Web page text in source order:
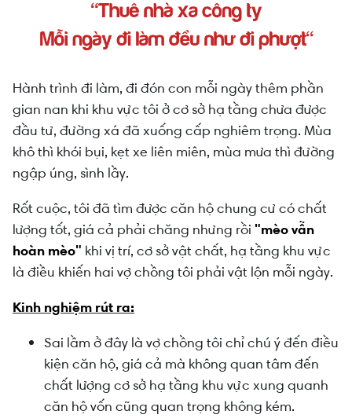
Hành trình đi làm, đi đón con mỗi ngày thêm phần
gian nan khi khu vực tôi ở cơ sở hạ tầng chưa được
đầu tư, đường xá đã xuống cấp nghiêm trọng. Mùa
khô thì khói bụi, kẹt xe liên miên, mùa mưa thì đường
ngập úng, sình lầy.
Rốt cuộc, tôi đã tìm được căn hộ chung cư có chất
lượng tốt, giá cả phải chăng nhưng rồi "mèo vẫn
hoàn mèo" khi vị trí, cơ sở vật chất, hạ tầng khu vực
là điều khiến hai vợ chồng tôi phải vật lộn mỗi ngày.
Kinh nghiệm rút ra:
Sai lầm ở đây là vợ chồng tôi chỉ chú ý đến điều
kiện căn hộ, giá cả mà không quan tâm đến
chất lượng cơ sở hạ tầng khu vực xung quanh
căn hộ vốn cũng quan trọng không kém.